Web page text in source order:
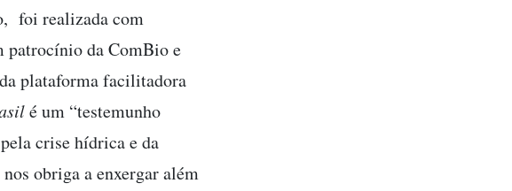
foi realizada com
patrocínio da ComBio e
plataforma facilitadora
é um “testemunho
crise hídrica e da
obriga a enxergar além